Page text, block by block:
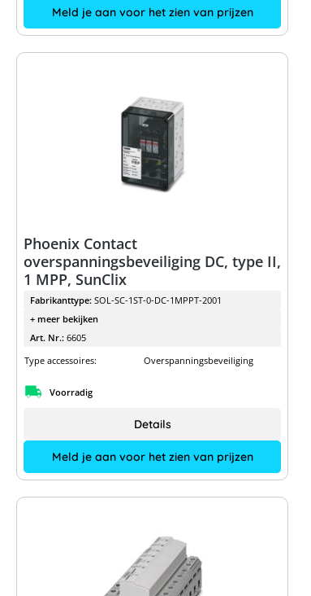
Meld je aan voor het zien van prijzen
Phoenix Contact
overspanningsbeveiliging DC, type II,
1 MPP, SunClix
Fabrikanttype: SOL-SC-1ST-0-DC-1MPPT-2001
+ meer bekijken
Art. Nr.: 6605
Type accessoires:
Overspanningsbeveiliging
Voorradig
Meld je aan voor het zien van prijzen
Details